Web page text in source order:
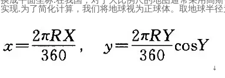
实现.为了简化计算，我们将地球视为正球体。取地球半径